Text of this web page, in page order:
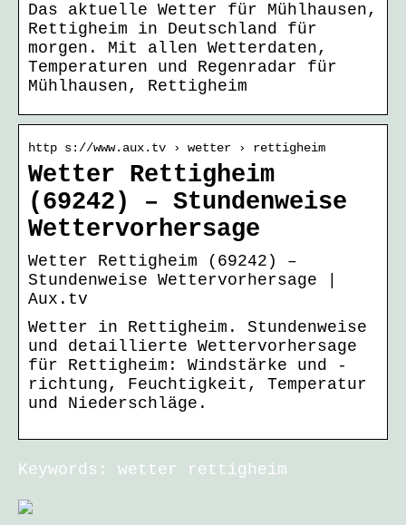
Das aktuelle Wetter für Mühlhausen,
Rettigheim in Deutschland für
morgen. Mit allen Wetterdaten,
Temperaturen und Regenradar für
Mühlhausen, Rettigheim
http s://www.aux.tv › wetter › rettigheim
Wetter Rettigheim
(69242) – Stundenweise
Wettervorhersage
Wetter Rettigheim (69242) –
Stundenweise Wettervorhersage |
Aux.tv
Wetter in Rettigheim. Stundenweise
und detaillierte Wettervorhersage
für Rettigheim: Windstärke und -
richtung, Feuchtigkeit, Temperatur
und Niederschläge.
Keywords: wetter rettigheim